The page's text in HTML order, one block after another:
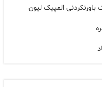
المپیک لیون